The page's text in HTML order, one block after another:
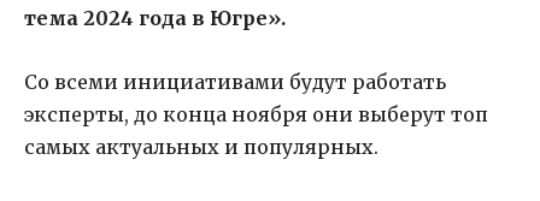
тема 2024 года в Югре».
Со всеми инициативами будут работать
эксперты, до конца ноября они выберут топ
самых актуальных и популярных.